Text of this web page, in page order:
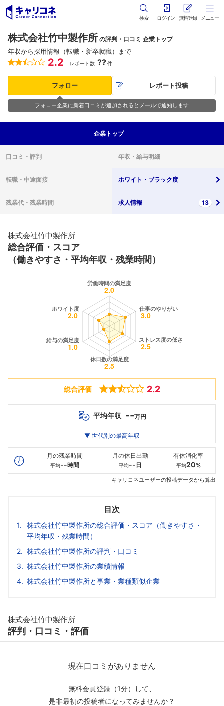
検索 ログイン 無料登録 メニュー
株式会社竹中製作所 の評判・口コミ 企業トップ
年収から採用情報（転職・新卒就職）まで
2.2 レポート数 ??件
フォロー レポート投稿
フォロー企業に新着口コミが追加されるとメールで通知します
企業 トップ
口コミ・ 評判 年収・ 給与明細
転職・ 中途面接 ホワイト・ ブラック度
残業代・ 残業時間 求人情報 13
株式会社竹中製作所
総合評価・スコア
（働きやすさ・平均年収・残業時間）
総合評価 2.2
平均年収 --万円
最高年収
20代
--万
30代
--万
--万
▼ 世代別の最高年収
月の残業時間
平均--時間
月の休日出勤
平均-- 日
有休消化率
平均20%
キャリコネユーザーの投稿データから算出
目次
株式会社竹中製作所の総合評価・スコア（働きやすさ・
平均年収・残業時間）
株式会社竹中製作所の評判・口コミ
株式会社竹中製作所の業績情報
株式会社竹中製作所と事業・業種類似企業
株式会社竹中製作所
評判・口コミ・評価
現在口コミがありません
無料会員登録（1分）して、
是非最初の投稿者になってみませんか？